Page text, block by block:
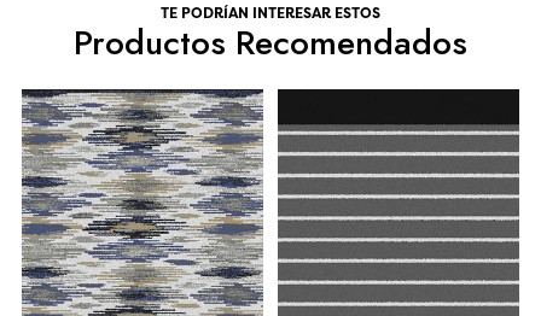
TE PODRÍAN INTERESAR ESTOS
Productos Recomendados